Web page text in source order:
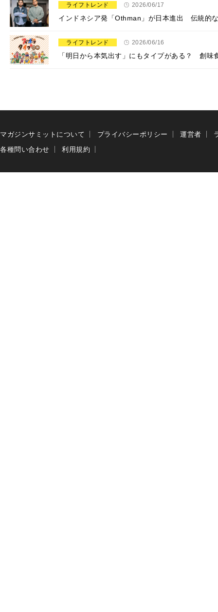
ライフトレンド 2026/06/17
インドネシア発「Othman」が日本進出 伝統的
ライフトレンド 2026/06/16
「明日から本気出す」にもタイプがある？ 創味
マガジンサミットについて プライバシーポリシー 運営者
各種問い合わせ
利用規約